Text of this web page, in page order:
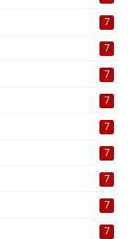
7
7
7
7
7
7
7
7
7